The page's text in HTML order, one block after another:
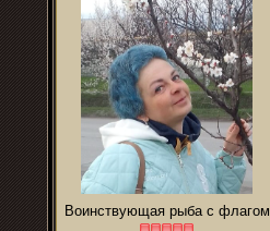
Воинствующая рыба с флагом